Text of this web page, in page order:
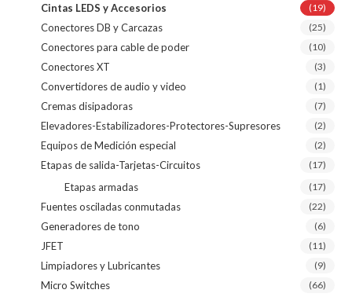
Cintas LEDS y Accesorios (19)
Conectores DB y Carcazas (25)
Conectores para cable de poder (10)
Conectores XT (3)
Convertidores de audio y video (1)
Cremas disipadoras (7)
Elevadores-Estabilizadores-Protectores-Supresores (2)
Equipos de Medición especial (2)
Etapas de salida-Tarjetas-Circuitos (17)
Etapas armadas (17)
Fuentes osciladas conmutadas (22)
Generadores de tono (6)
JFET (11)
Limpiadores y Lubricantes (9)
Micro Switches (66)